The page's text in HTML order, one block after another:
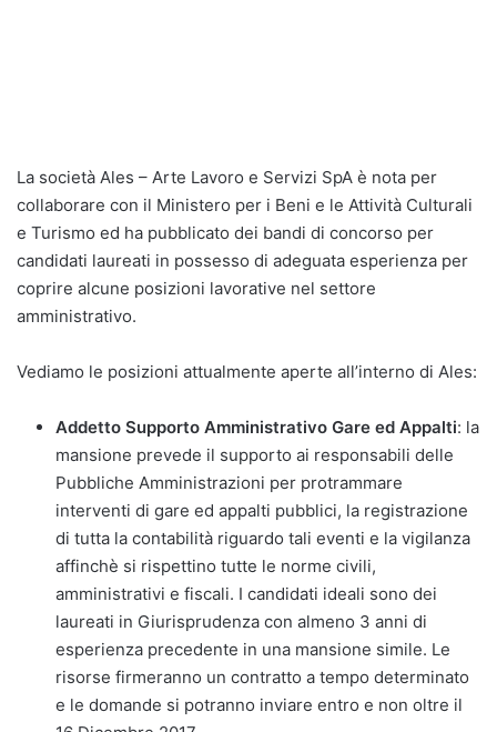
La società Ales – Arte Lavoro e Servizi SpA è nota per
collaborare con il Ministero per i Beni e le Attività Culturali
e Turismo ed ha pubblicato dei bandi di concorso per
candidati laureati in possesso di adeguata esperienza per
coprire alcune posizioni lavorative nel settore
amministrativo.
Vediamo le posizioni attualmente aperte all’interno di Ales:
Addetto Supporto Amministrativo Gare ed Appalti: la
mansione prevede il supporto ai responsabili delle
Pubbliche Amministrazioni per protrammare
interventi di gare ed appalti pubblici, la registrazione
di tutta la contabilità riguardo tali eventi e la vigilanza
affinchè si rispettino tutte le norme civili,
amministrativi e fiscali. I candidati ideali sono dei
laureati in Giurisprudenza con almeno 3 anni di
esperienza precedente in una mansione simile. Le
risorse firmeranno un contratto a tempo determinato
e le domande si potranno inviare entro e non oltre il